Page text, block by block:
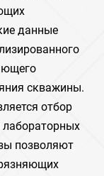
данные
скважины.
отбор
позволяют